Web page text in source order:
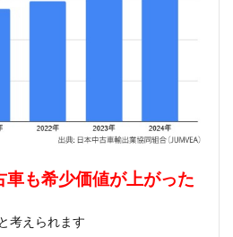
車も希少価値が上がった
考えられます